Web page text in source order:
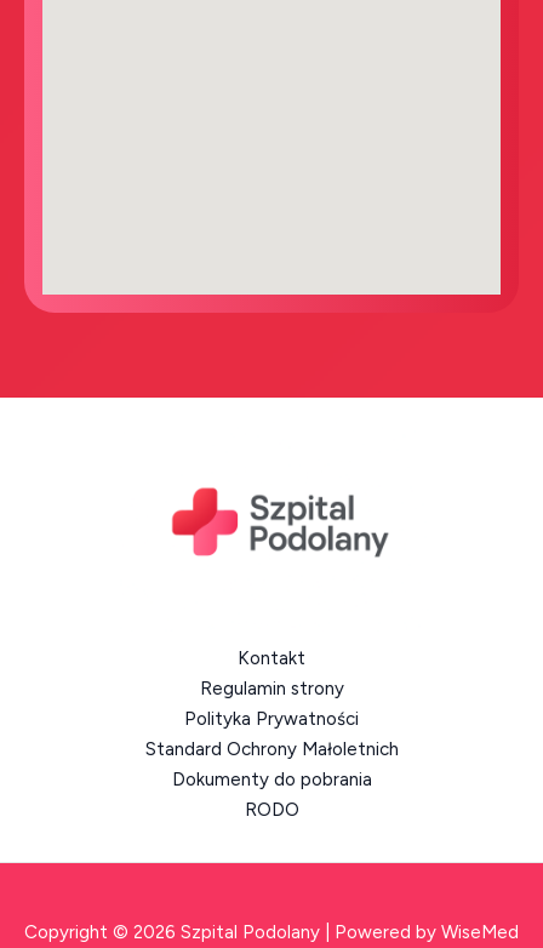
Kontakt
Regulamin strony
Polityka Prywatności
Standard Ochrony Małoletnich
Dokumenty do pobrania
RODO
Copyright © 2026 Szpital Podolany | Powered by WiseMed